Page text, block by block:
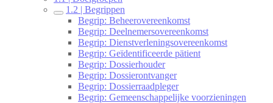
1.2 | Begrippen
Begrip: Beheerovereenkomst
Begrip: Deelnemersovereenkomst
Begrip: Dienstverleningsovereenkomst
Begrip: Geïdentificeerde pätient
Begrip: Dossierhouder
Begrip: Dossierontvanger
Begrip: Dossierraadpleger
Begrip: Gemeenschappelijke voorzieningen